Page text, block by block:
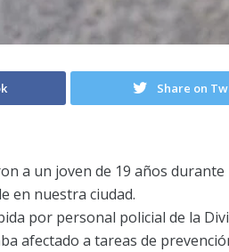
Share on
a un joven de 19 años
en nuestra ciudad.
por personal policial de la
afectado a tareas de